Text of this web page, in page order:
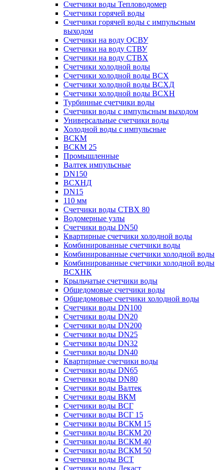
Счетчики воды Тепловодомер
Счетчики горячей воды
Счетчики горячей воды с импульсным
выходом
Счетчики на воду ОСВУ
Счетчики на воду СТВУ
Счетчики на воду СТВХ
Счетчики холодной воды
Счетчики холодной воды ВСХ
Счетчики холодной воды ВСХД
Счетчики холодной воды ВСХН
Турбинные счетчики воды
Счетчики воды с импульсным выходом
Универсальные счетчики воды
Холодной воды с импульсные
ВСКМ
ВСКМ 25
Промышленные
Валтек импульсные
DN150
ВСХНД
DN15
110 мм
Счетчики воды СТВХ 80
Водомерные узлы
Счетчики воды DN50
Квартирные счетчики холодной воды
Комбинированные счетчики воды
Комбинированные счетчики холодной воды
Комбинированные счетчики холодной воды
ВСХНК
Крыльчатые счетчики воды
Общедомовые счетчики воды
Общедомовые счетчики холодной воды
Счетчики воды DN100
Счетчики воды DN20
Счетчики воды DN200
Счетчики воды DN25
Счетчики воды DN32
Счетчики воды DN40
Квартирные счетчики воды
Счетчики воды DN65
Счетчики воды DN80
Счетчики воды Валтек
Счетчики воды ВКМ
Счетчики воды ВСГ
Счетчики воды ВСГ 15
Счетчики воды ВСКМ 15
Счетчики воды ВСКМ 20
Счетчики воды ВСКМ 40
Счетчики воды ВСКМ 50
Счетчики воды ВСТ
Счетчики воды Декаст